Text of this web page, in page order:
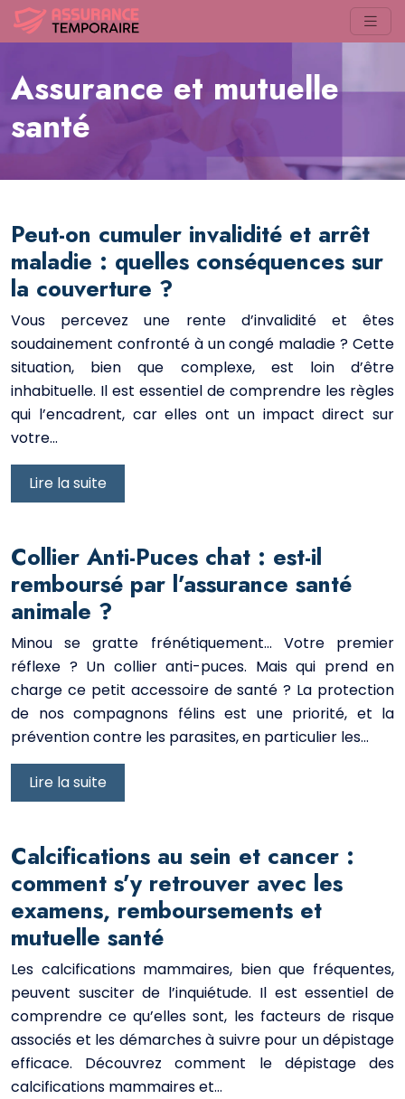
Assurance et mutuelle
santé
Peut-on cumuler invalidité et arrêt
maladie : quelles conséquences sur
la couverture ?
Vous percevez une rente d’invalidité et êtes
soudainement confronté à un congé maladie ? Cette
situation, bien que complexe, est loin d’être
inhabituelle. Il est essentiel de comprendre les règles
qui l’encadrent, car elles ont un impact direct sur
votre…
Lire la suite
Collier Anti-Puces chat : est-il
remboursé par l’assurance santé
animale ?
Minou se gratte frénétiquement… Votre premier
réflexe ? Un collier anti-puces. Mais qui prend en
charge ce petit accessoire de santé ? La protection
de nos compagnons félins est une priorité, et la
prévention contre les parasites, en particulier les…
Lire la suite
Calcifications au sein et cancer :
comment s’y retrouver avec les
examens, remboursements et
mutuelle santé
Les calcifications mammaires, bien que fréquentes,
peuvent susciter de l’inquiétude. Il est essentiel de
comprendre ce qu’elles sont, les facteurs de risque
associés et les démarches à suivre pour un dépistage
efficace. Découvrez comment le dépistage des
calcifications mammaires et…